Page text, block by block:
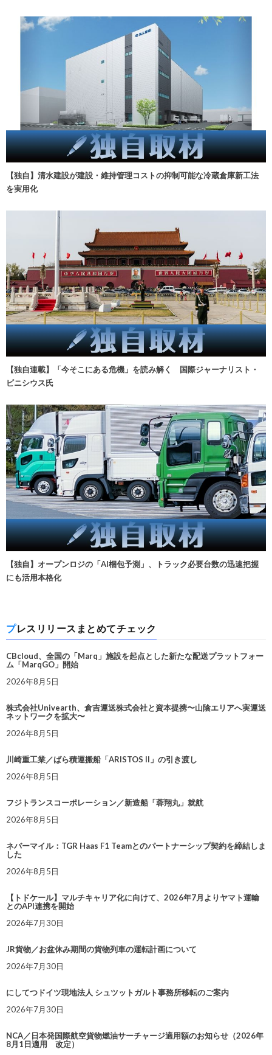
【独自】清水建設が建設・維持管理コストの抑制可能な冷蔵倉庫新工法
を実用化
【独自連載】「今そこにある危機」を読み解く 国際ジャーナリスト・
ビニシウス氏
【独自】オープンロジの「AI梱包予測」、トラック必要台数の迅速把握
にも活用本格化
プレスリリースまとめてチェック
CBcloud、全国の「Marq」施設を起点とした新たな配送プラットフォー
ム「MarqGO」開始
2026年8月5日
株式会社Univearth、倉吉運送株式会社と資本提携〜山陰エリアへ実運送
ネットワークを拡大〜
2026年8月5日
川崎重工業／ばら積運搬船「ARISTOS II」の引き渡し
2026年8月5日
フジトランスコーポレーション／新造船「蓉翔丸」就航
2026年8月5日
ネバーマイル：TGR Haas F1 Teamとのパートナーシップ契約を締結しま
した
2026年8月5日
【トドケール】マルチキャリア化に向けて、2026年7月よりヤマト運輸
とのAPI連携を開始
2026年7月30日
JR貨物／お盆休み期間の貨物列車の運転計画について
2026年7月30日
にしてつドイツ現地法人 シュツットガルト事務所移転のご案内
2026年7月30日
NCA／日本発国際航空貨物燃油サーチャージ適用額のお知らせ（2026年
8月1日適用 改定）